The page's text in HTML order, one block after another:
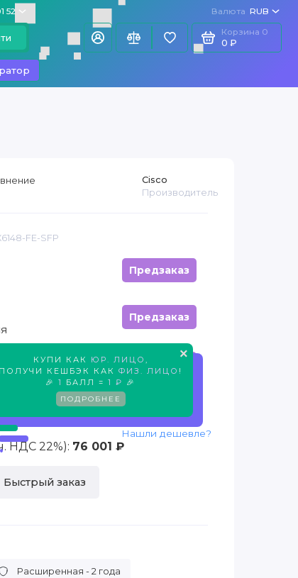
52 Валюта RUB
Корзина 0
0 ₽
×
КУПИ КАК ЮР. ЛИЦО
ПОЛУЧИ КЕШБЭК КАК ФИЗ. ЛИЦО !
🎉 1 БАЛЛ = 1 ₽ 🎉
ПОДРОБНЕЕ
FE-SFP
Cisco
Производитель
Предзаказ
Предзаказ
Предзаказ
НДС 22%): 76 001 ₽
Быстрый заказ
Нашли дешевле?
Расширенная - 2 года